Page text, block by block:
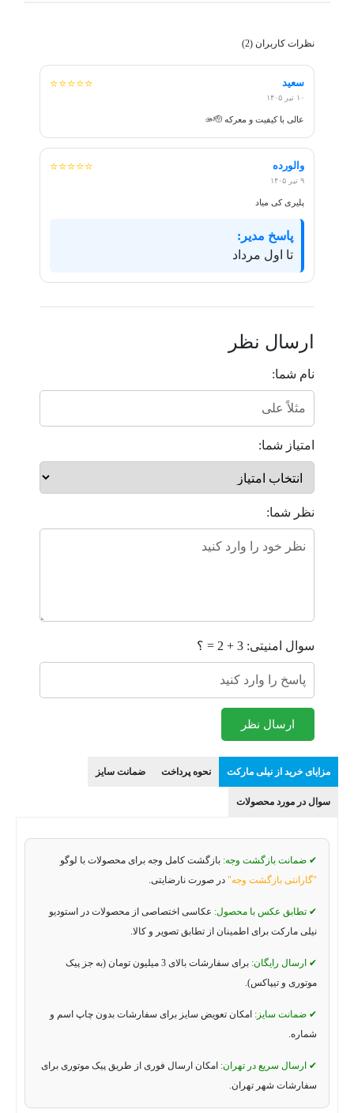
نظرات کاربران (2)
سعید
۱۰ تیر ۱۴۰۵
⭐⭐⭐⭐⭐
عالی با کیفیت و معرکه 🫴🫡
والورده
۹ تیر ۱۴۰۵
⭐⭐⭐⭐⭐
پلیری کی میاد
پاسخ مدیر:
تا اول مرداد
ارسال نظر
نام شما:
امتیاز شما:
نظر شما:
سوال امنیتی: 3 + 2 = ؟
ارسال نظر
مزایای خرید از نیلی مارکت نحوه پرداخت ضمانت سایز
سوال در مورد محصولات
✔ ضمانت بازگشت وجه: بازگشت کامل وجه برای محصولات با لوگو
"گارانتی بازگشت وجه" در صورت نارضایتی.
✔ تطابق عکس با محصول: عکاسی اختصاصی از محصولات در استودیو
نیلی مارکت برای اطمینان از تطابق تصویر و کالا.
✔ ارسال رایگان:
برای سفارشات بالای 3 میلیون تومان (به جز پیک
موتوری و تیپاکس).
✔ ضمانت سایز: امکان تعویض سایز برای سفارشات بدون چاپ اسم و
شماره.
✔ ارسال سریع در تهران: امکان ارسال فوری از طریق پیک موتوری برای
سفارشات شهر تهران.